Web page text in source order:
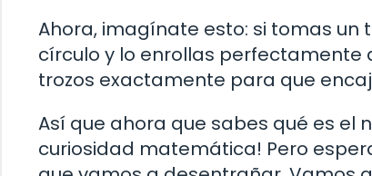
Ahora, imagínate esto: si tomas
círculo y lo enrollas perfectamente
trozos exactamente para que
Así que ahora que sabes qué es el
curiosidad matemática! Pero